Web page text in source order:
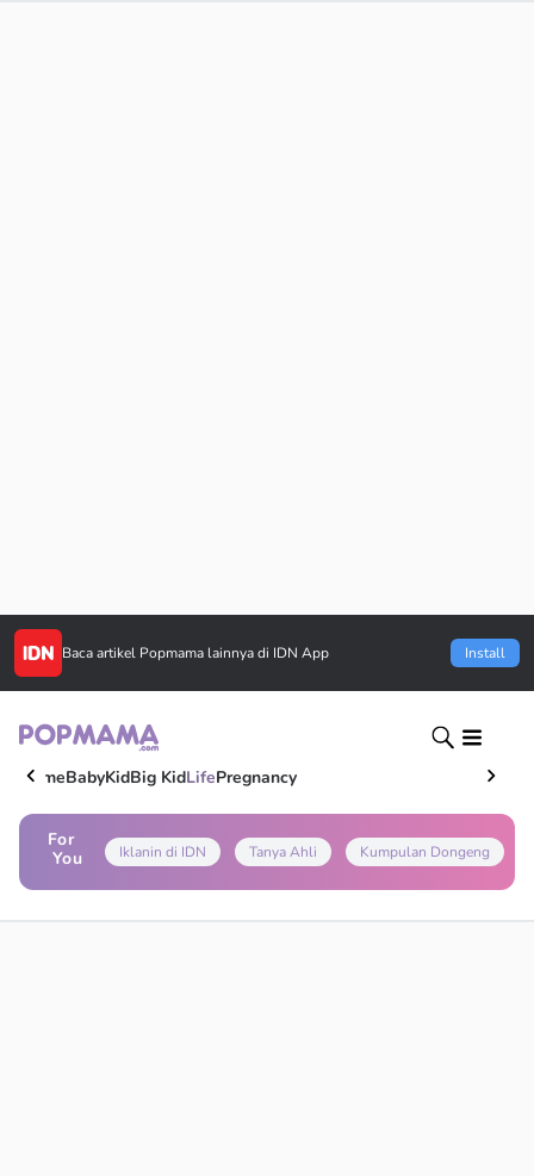
Baca artikel Popmama lainnya di IDN App Install
HomeBabyKidBig KidLifePregnancy
For
You
Iklanin di IDN Tanya Ahli Kumpulan Dongeng